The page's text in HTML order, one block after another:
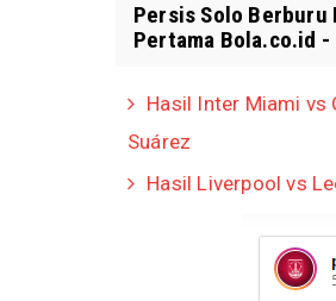
Persis Solo Berburu
Pertama Bola.co.id
Hasil Inter Miami vs
Suárez
Hasil Liverpool vs